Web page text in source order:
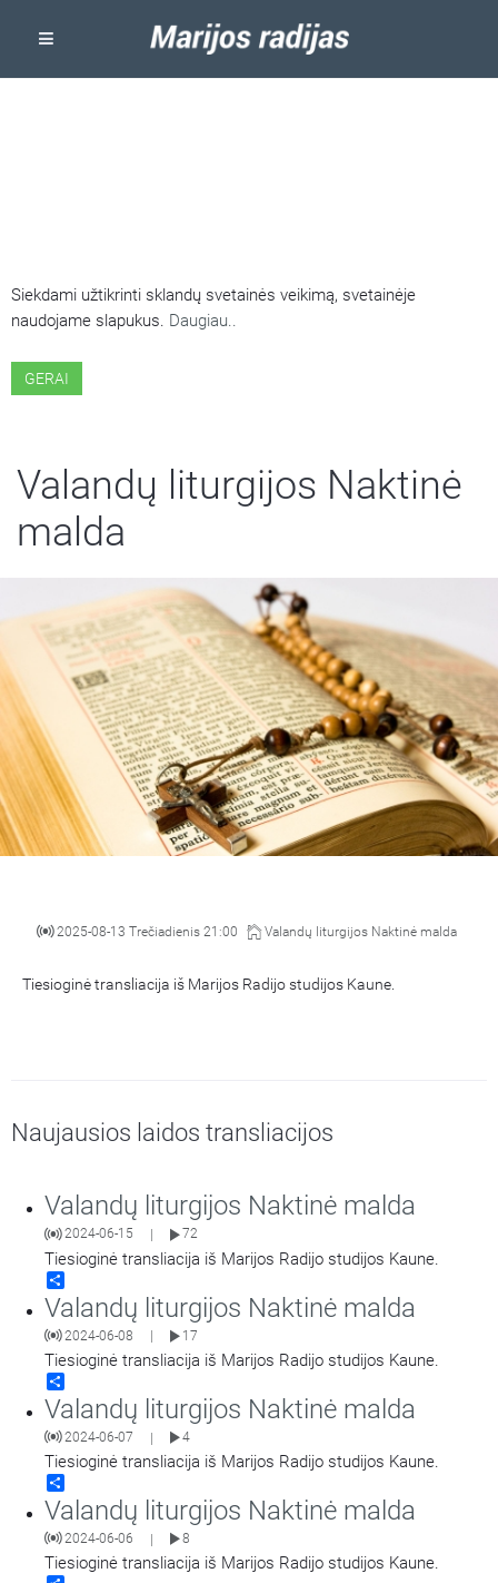
Siekdami užtikrinti sklandų svetainės veikimą, svetainėje
naudojame slapukus. Daugiau..
GERAI
Valandų liturgijos Naktinė
malda
2025-08-13 Trečiadienis 21:00 Valandų liturgijos Naktinė malda
Tiesioginė transliacija iš Marijos Radijo studijos Kaune.
Naujausios laidos transliacijos
Valandų liturgijos Naktinė malda
2024-06-15 72
Tiesioginė transliacija iš Marijos Radijo studijos Kaune.
Valandų liturgijos Naktinė malda
2024-06-08 17
Tiesioginė transliacija iš Marijos Radijo studijos Kaune.
Valandų liturgijos Naktinė malda
2024-06-07 | 4
Tiesioginė transliacija iš Marijos Radijo studijos Kaune.
Valandų liturgijos Naktinė malda
2024-06-06 | 8
Tiesioginė transliacija iš Marijos Radijo studijos Kaune.